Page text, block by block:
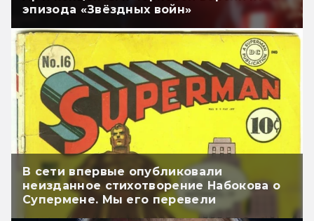
эпизода «Звёздных войн»
В сети впервые опубликовали
неизданное стихотворение Набокова о
Супермене. Мы его перевели